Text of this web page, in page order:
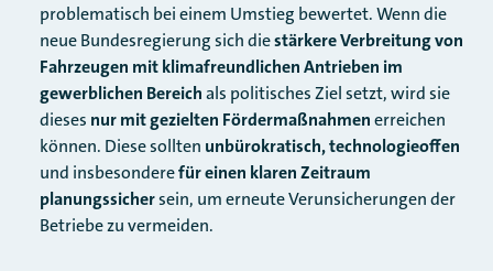
problematisch bei einem Umstieg bewertet. Wenn die
neue Bundesregierung sich diestärkere Verbreitung von
Fahrzeugen mit klimafreundlichen Antrieben im
gewerblichen Bereichals politisches Ziel setzt, wird sie
dieses nur mit gezielten Fördermaßnahmenerreichen
können. Diese sollten unbürokratisch, technologieoffen
und insbesonderefür einen klaren Zeitraum
planungssichersein, um erneute Verunsicherungen der
Betriebe zu vermeiden.